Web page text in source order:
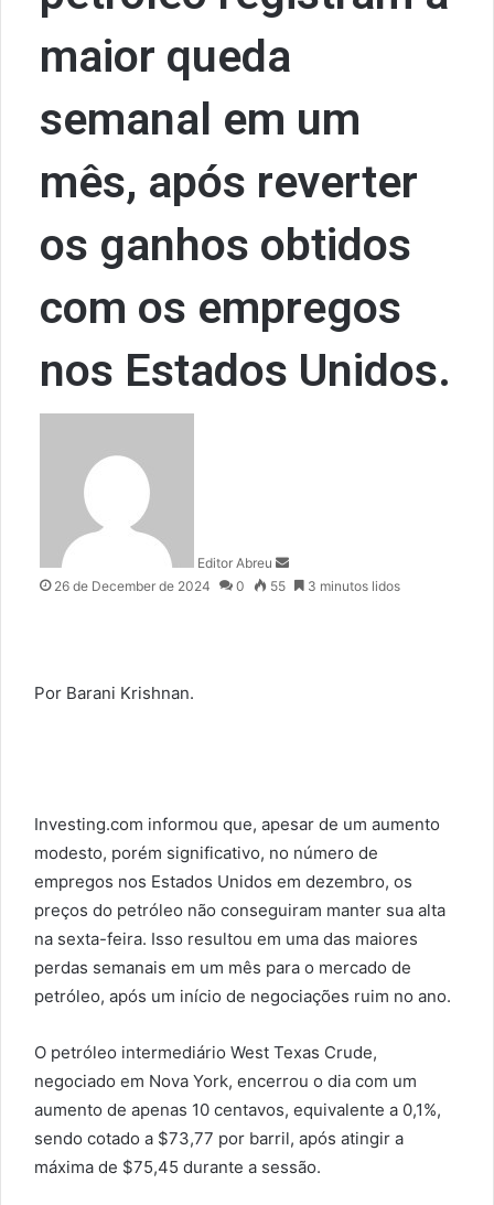
maior queda
semanal em um
mês, após reverter
os ganhos obtidos
com os empregos
nos Estados Unidos.
Editor Abreu
m
26 de December de 2024 0 55 3 minutos lidos
Por Barani Krishnan.
Investing.com informou que, apesar de um aumento
modesto, porém significativo, no número de
empregos nos Estados Unidos em dezembro, os
preços do petróleo não conseguiram manter sua alta
na sexta-feira. Isso resultou em uma das maiores
perdas semanais em um mês para o mercado de
petróleo, após um início de negociações ruim no ano.
O petróleo intermediário West Texas Crude,
negociado em Nova York, encerrou o dia com um
aumento de apenas 10 centavos, equivalente a 0,1%,
sendo cotado a $73,77 por barril, após atingir a
máxima de $75,45 durante a sessão.